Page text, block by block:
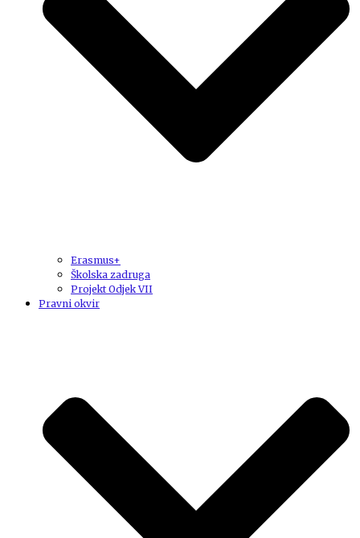
Erasmus+
Školska zadruga
Projekt Odjek VII
Pravni okvir